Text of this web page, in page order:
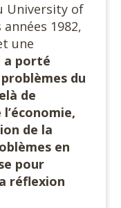
University of
1982,
une
a porté
du
de
de la
en
pour
réflexion